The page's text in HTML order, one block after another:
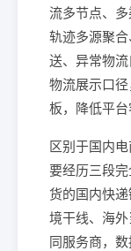
流多节点、
轨迹多源聚
送、异常物
物流展示口
板，降低平台
区别于国内
要经历三段
货的国内快
境干线、海
同服务商，